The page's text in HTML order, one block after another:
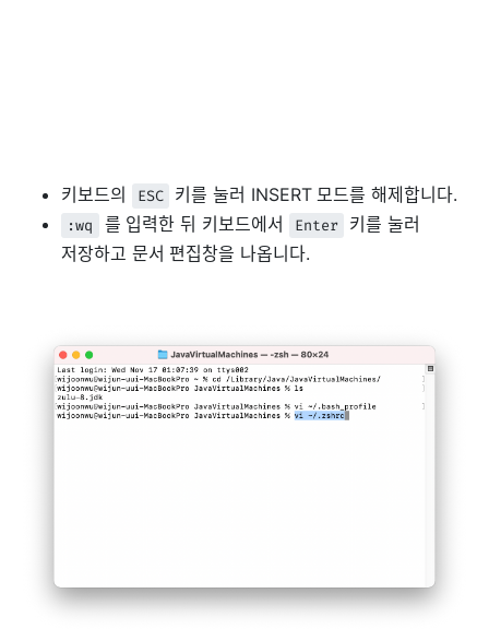
키보드의 ESC 키를 눌러 INSERT 모드를 해제합니다.
:wq 를 입력한 뒤 키보드에서 Enter
키를 눌러
저장하고 문서 편집창을 나옵니다.